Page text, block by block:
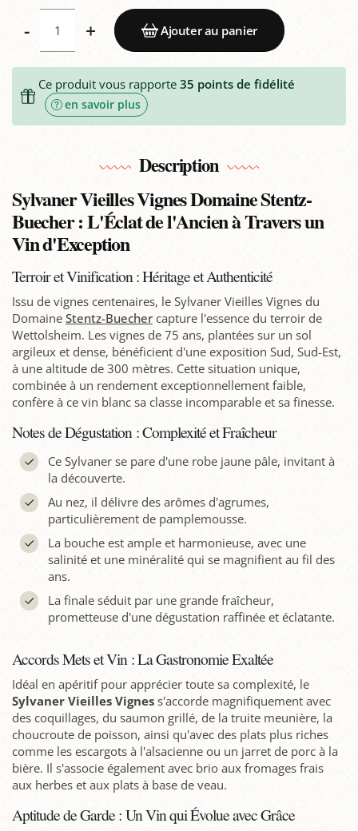
- + Ajouter au panier
Ce produit vous rapporte35 points de fidélité
en savoir plus
Description
Sylvaner Vieilles Vignes Domaine Stentz-
Buecher : L'Éclat de l'Ancien à Travers un
Vin d'Exception
Terroir et Vinification : Héritage et Authenticité
Issu de vignes centenaires, le Sylvaner Vieilles Vignes du
Domaine Stentz-Buecher capture l'essence du terroir de
Wettolsheim. Les vignes de 75 ans, plantées sur un sol
argileux et dense, bénéficient d'une exposition Sud, Sud-Est,
à une altitude de 300 mètres. Cette situation unique,
combinée à un rendement exceptionnellement faible,
confère à ce vin blanc sa classe incomparable et sa finesse.
Notes de Dégustation : Complexité et Fraîcheur
Ce Sylvaner se pare d'une robe jaune pâle, invitant à
la découverte.
Au nez, il délivre des arômes d'agrumes,
particulièrement de pamplemousse.
La bouche est ample et harmonieuse, avec une
salinité et une minéralité qui se magnifient au fil des
ans.
La finale séduit par une grande fraîcheur,
prometteuse d'une dégustation raffinée et éclatante.
Accords Mets et Vin : La Gastronomie Exaltée
Idéal en apéritif pour apprécier toute sa complexité, le
Sylvaner Vieilles Vignes s'accorde magnifiquement avec
des coquillages, du saumon grillé, de la truite meunière, la
choucroute de poisson, ainsi qu'avec des plats plus riches
comme les escargots à l'alsacienne ou un jarret de porc à la
bière. Il s'associe également avec brio aux fromages frais
aux herbes et aux plats à base de veau.
Aptitude de Garde : Un Vin qui Évolue avec Grâce